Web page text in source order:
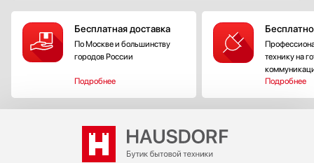
Бесплатная доставка
По Москве и большинству
городов России
Подробнее
технику на
Подробнее